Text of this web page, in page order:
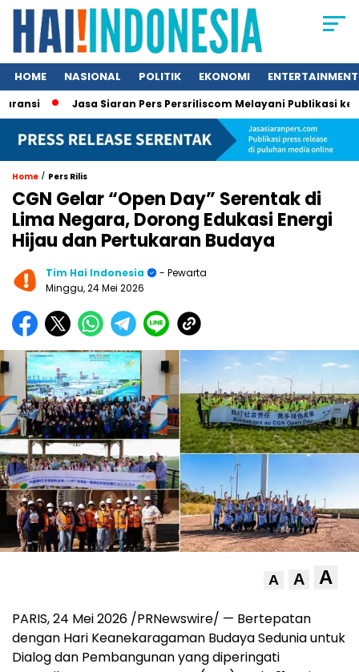
HOME NASIONAL POLITIK EKONOMI ENTERTAINMENT
Jasa Siaran Pers Persriliscom Melayani Publikasi ke Lebih
Home / Pers Rilis
CGN Gelar “Open Day” Serentak di
Lima Negara, Dorong Edukasi Energi
Hijau dan Pertukaran Budaya
Tim Hai Indonesia
- Pewarta
Minggu, 24 Mei 2026
A A A
PARIS, 24 Mei 2026 /PRNewswire/ — Bertepatan
dengan Hari Keanekaragaman Budaya Sedunia untuk
Dialog dan Pembangunan yang diperingati